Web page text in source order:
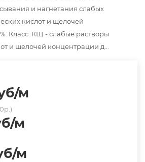
и нагнетания слабых
кислот и щелочей
Класс: КЩ - слабые растворы
и щелочей концентрации д...
/м
/м
/м